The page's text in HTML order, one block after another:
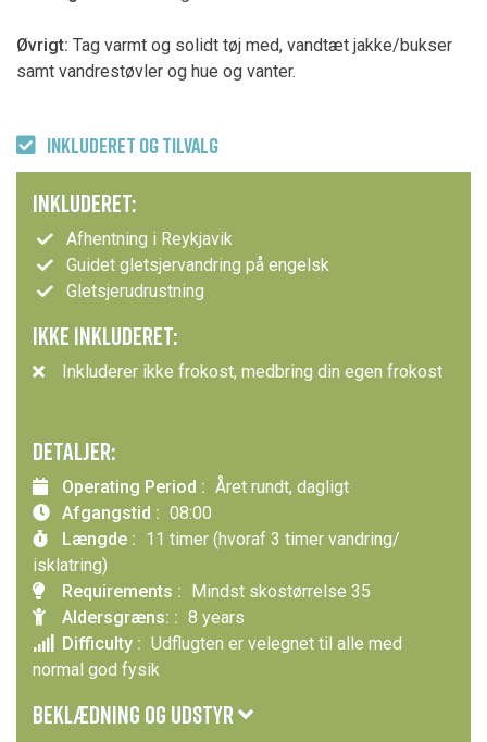
Øvrigt: Tag varmt og solidt tøj med, vandtæt jakke/bukser
samt vandrestøvler og hue og vanter.
INKLUDERET OG TILVALG
INKLUDERET:
Afhentning i Reykjavik
Guidet gletsjervandring på engelsk
Gletsjerudrustning
IKKE INKLUDERET:
Inkluderer ikke frokost, medbring din egen frokost
DETALJER:
Operating Period : Året rundt, dagligt
Afgangstid : 08:00
Længde : 11 timer (hvoraf 3 timer vandring/
isklatring)
Requirements : Mindst skostørrelse 35
Aldersgræns: : 8 years
Difficulty : Udflugten er velegnet til alle med
normal god fysik
BEKLÆDNING OG UDSTYR